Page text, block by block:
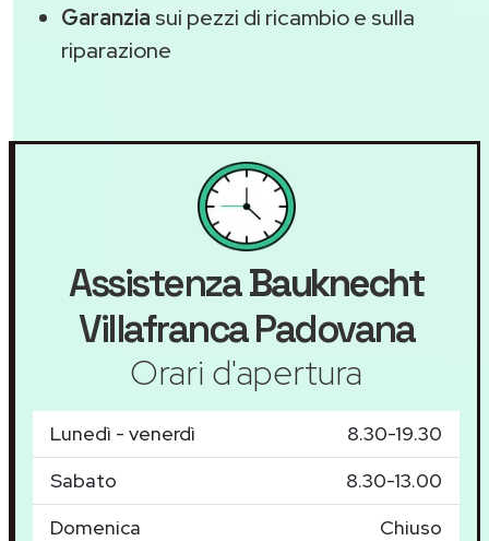
Garanzia sui pezzi di ricambio e sulla
riparazione
AssistenzaBauknecht
Villafranca Padovana
Orari d'apertura
Lunedì - venerdì
8.30-19.30
Sabato
8.30-13.00
Domenica
Chiuso